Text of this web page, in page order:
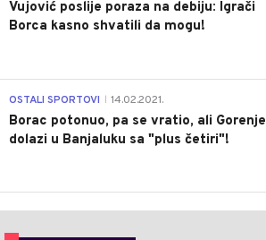
Vujović poslije poraza na debiju: Igrači
Borca kasno shvatili da mogu!
OSTALI SPORTOVI 14.02.2021.
Borac potonuo, pa se vratio, ali Gorenje
dolazi u Banjaluku sa "plus četiri"!